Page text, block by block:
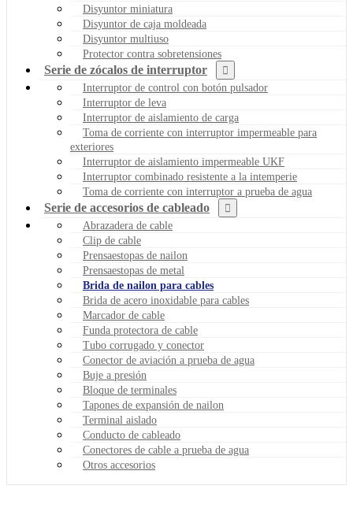
Disyuntor miniatura
Disyuntor de caja moldeada
Disyuntor multiuso
Protector contra sobretensiones
Serie de zócalos de interruptor
Interruptor de control con botón pulsador
Interruptor de leva
Interruptor de aislamiento de carga
Toma de corriente con interruptor impermeable para
exteriores
Interruptor de aislamiento impermeable UKF
Interruptor combinado resistente a la intemperie
Toma de corriente con interruptor a prueba de agua
Serie de accesorios de cableado
Abrazadera de cable
Clip de cable
Prensaestopas de nailon
Prensaestopas de metal
Brida de nailon para cables
Brida de acero inoxidable para cables
Marcador de cable
Funda protectora de cable
Tubo corrugado y conector
Conector de aviación a prueba de agua
Buje a presión
Bloque de terminales
Tapones de expansión de nailon
Terminal aislado
Conducto de cableado
Conectores de cable a prueba de agua
Otros accesorios